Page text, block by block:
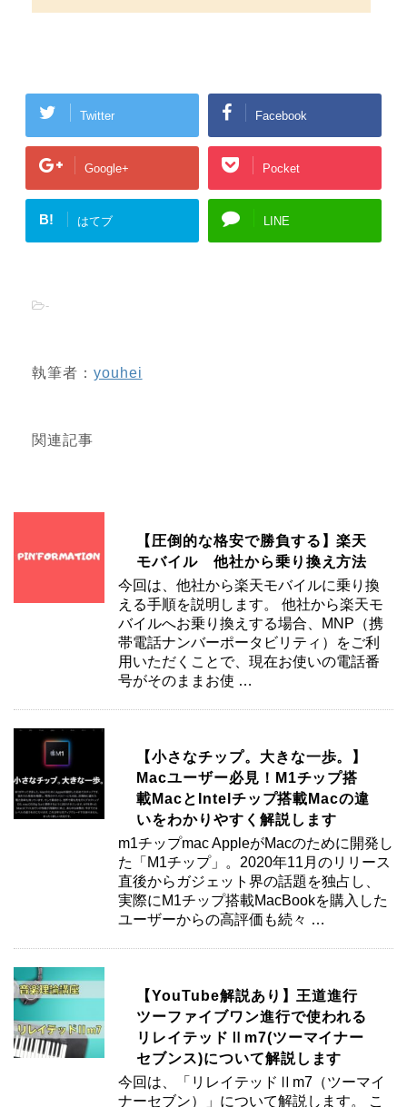
Twitter Facebook
Google+ Pocket
B! はてブ LINE
-
執筆者： youhei
関連記事
【圧倒的な格安で勝負する】楽天
モバイル 他社から乗り換え方法
今回は、他社から楽天モバイルに乗り換
える手順を説明します。 他社から楽天モ
バイルへお乗り換えする場合、MNP（携
帯電話ナンバーポータビリティ）をご利
用いただくことで、現在お使いの電話番
号がそのままお使 …
【小さなチップ。大きな一歩。】
Macユーザー必見！M1チップ搭
載MacとIntelチップ搭載Macの違
いをわかりやすく解説します
m1チップmac AppleがMacのために開発し
た「M1チップ」。2020年11月のリリース
直後からガジェット界の話題を独占し、
実際にM1チップ搭載MacBookを購入した
ユーザーからの高評価も続々 …
【YouTube解説あり】王道進行
ツーファイブワン進行で使われる
リレイテッドⅡm7(ツーマイナー
セブンス)について解説します
今回は、「リレイテッドⅡm7（ツーマイ
ナーセブン）」について解説します。 こ